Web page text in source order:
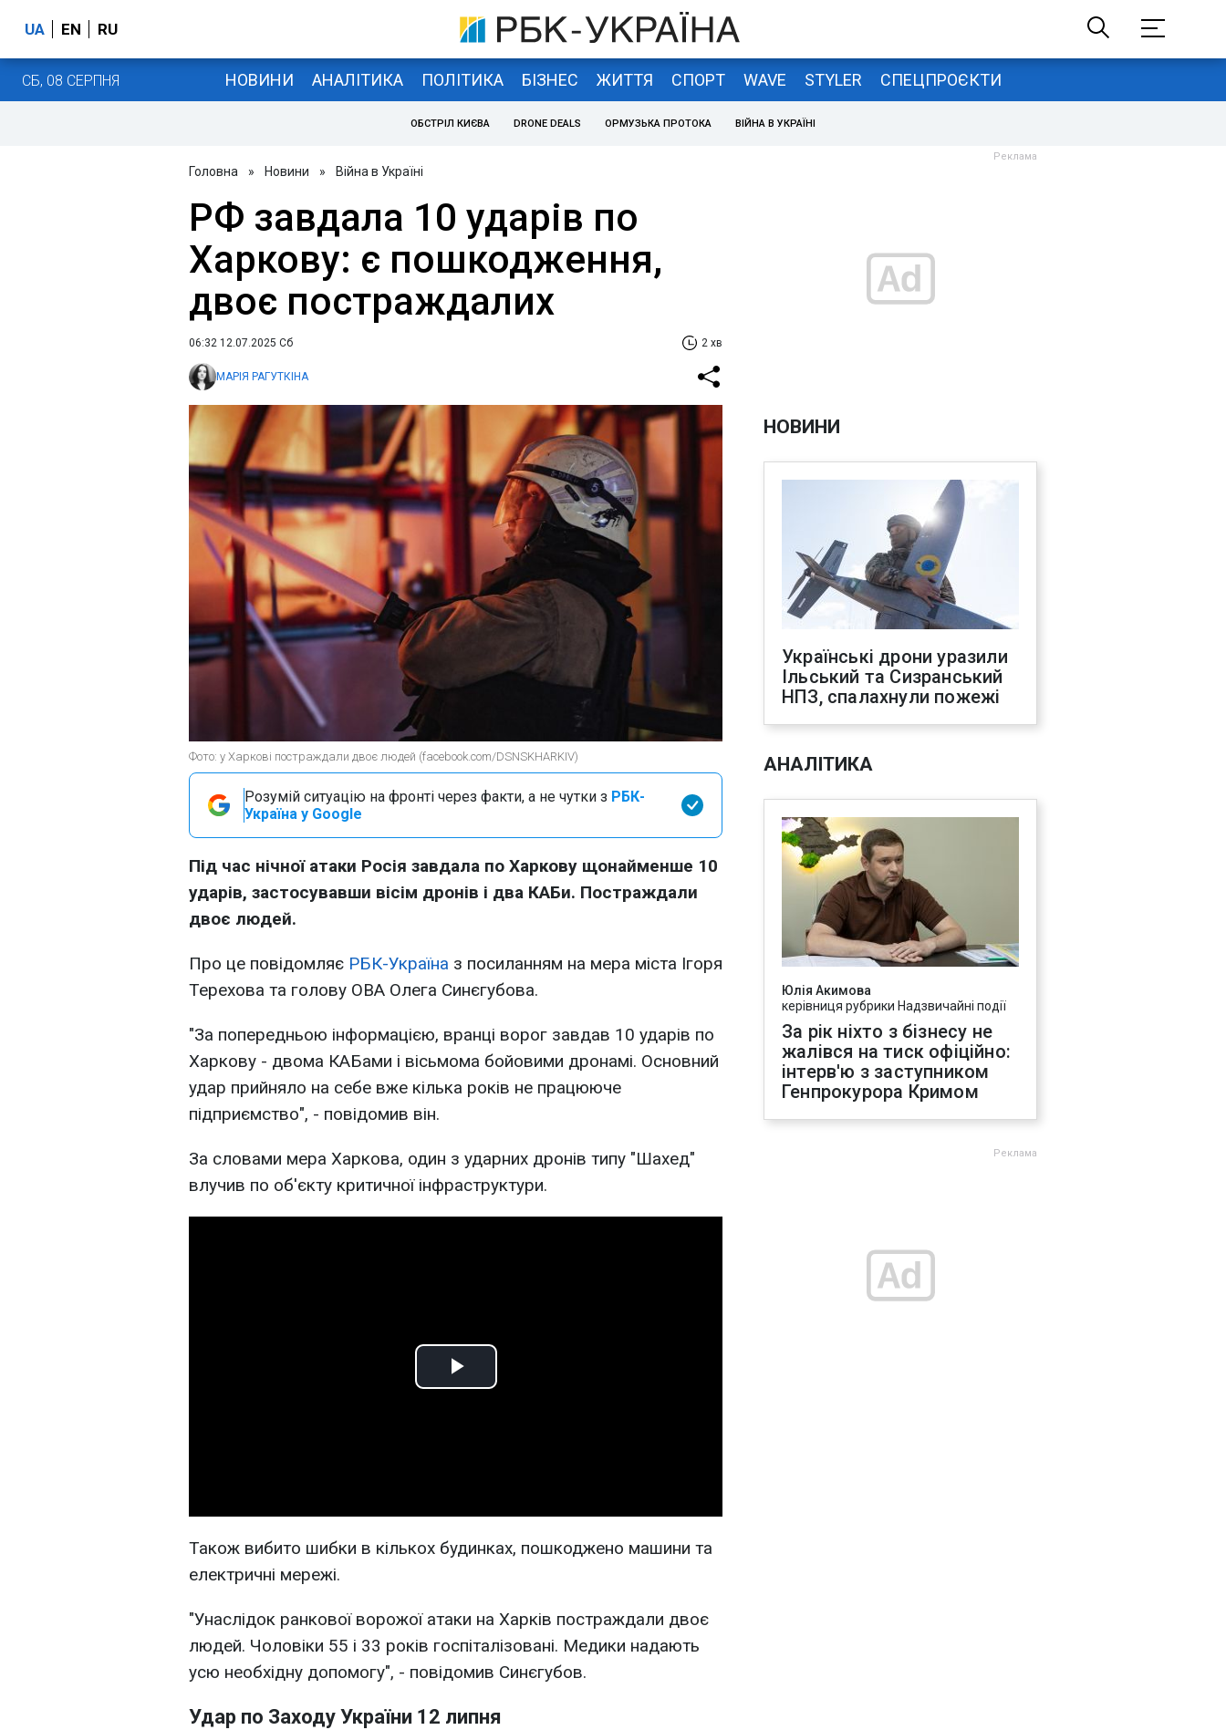
UA EN RU
СБ, 08 СЕРПНЯ НОВИНИ АНАЛІТИКА ПОЛІТИКА БІЗНЕС ЖИТТЯ СПОРТ WAVE STYLER СПЕЦПРОЄКТИ
ОБСТРІЛ КИЄВА DRONE DEALS ОРМУЗЬКА ПРОТОКА ВІЙНА В УКРАЇНІ
Головна » Новини » Війна в Україні
РФ завдала 10 ударів по
Харкову: є пошкодження,
двоє постраждалих
06:32 12.07.2025 Сб 2 хв
МАРІЯ РАГУТКІНА
Фото: у Харкові постраждали двоє людей (facebook.com/DSNSKHARKIV)
Розумій ситуацію на фронті через факти, а не чутки з РБК-
Україна у Google
Під час нічної атаки Росія завдала по Харкову щонайменше 10
ударів, застосувавши вісім дронів і два КАБи. Постраждали
двоє людей.
Про це повідомляє РБК-Україна з посиланням на мера міста Ігоря
Терехова та голову ОВА Олега Синєгубова.
"За попередньою інформацією, вранці ворог завдав 10 ударів по
Харкову - двома КАБами і вісьмома бойовими дронамі. Основний
удар прийняло на себе вже кілька років не працююче
підприємство", - повідомив він.
За словами мера Харкова, один з ударних дронів типу "Шахед"
влучив по об'єкту критичної інфраструктури.
Play
Також вибито шибки в кількох будинках, пошкоджено машини та
електричні мережі.
"Унаслідок ранкової ворожої атаки на Харків постраждали двоє
людей. Чоловіки 55 і 33 років госпіталізовані. Медики надають
усю необхідну допомогу", - повідомив Синєгубов.
Удар по Заходу України 12 липня
НОВИНИ
Українські дрони уразили
Ільський та Сизранський
НПЗ, спалахнули пожежі
АНАЛІТИКА
Юлія Акимова
керівниця рубрики Надзвичайні події
За рік ніхто з бізнесу не
жалівся на тиск офіційно:
інтерв'ю з заступником
Генпрокурора Кримом